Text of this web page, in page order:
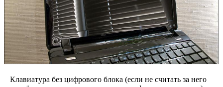
Клавиатура без цифрового блока (если не считать за него